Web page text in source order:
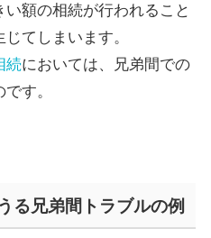
額の相続が行われること
てしまいます。
続においては、兄弟間での
す。
る兄弟間トラブルの例